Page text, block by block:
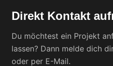
Direkt Kontakt
Du möchtest ein Projekt
lassen? Dann melde dich
oder per E-Mail.